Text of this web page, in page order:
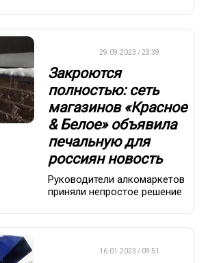
29.09.2023 / 23:39
Закроются
полностью: сеть
магазинов «Красное
& Белое» объявила
печальную для
россиян новость
Руководители алкомаркетов
приняли непростое решение
16.01.2023 / 09:51